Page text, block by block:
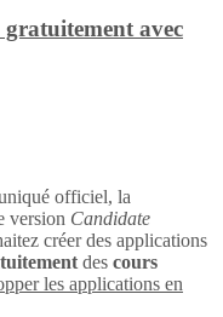
avec
officiel, la
version Candidate
créer des applications
des cours
les applications en